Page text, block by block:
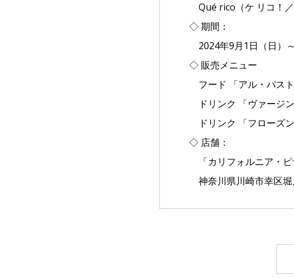
Qué rico（ケ リコ！／
◇ 期間：
2024年9月1日（日）～
◇ 販売メニュー
フード 「アル・パス
ドリンク 「ヴァージ
ドリンク 「フローズ
◇ 店舗：
「カリフォルニア・
神奈川県川崎市幸区